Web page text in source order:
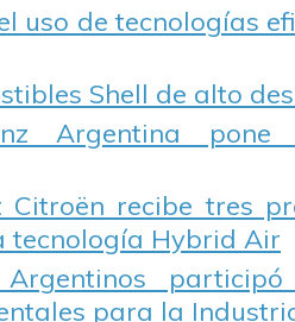
uso de tecnologías
Shell de alto
Argentina
Citroën recibe tres
tecnología Hybrid Air
Argentinos
para la